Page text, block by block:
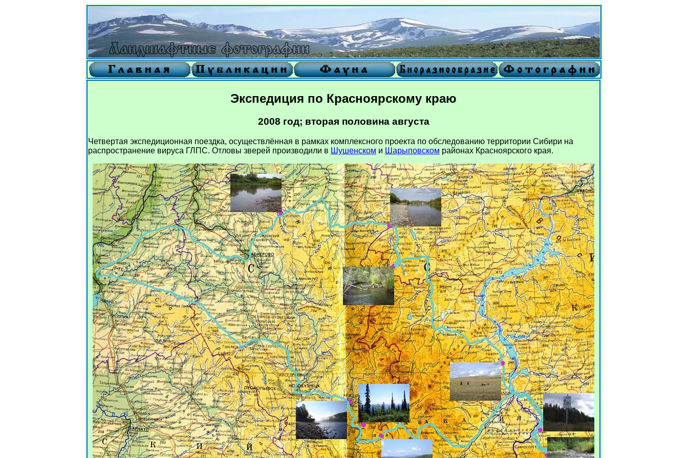
Экспедиция по Красноярскому краю
2008 год; вторая половина августа
Четвертая экспедиционная поездка, осуществлённая в рамках комплексного проекта по обследованию территории Сибири на
распространение вируса ГЛПС. Отловы зверей производили в Шушенском и Шарыповском районах Красноярского края.